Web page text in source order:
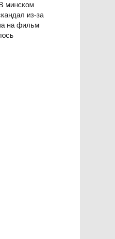
минском
из-за
на фильм